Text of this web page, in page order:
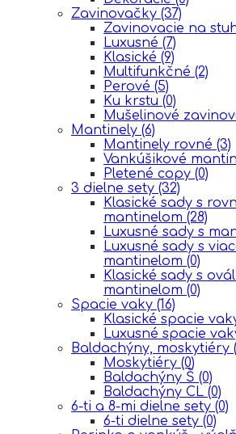
Zavinovačky (37)
Zavinovacie na
Luxusné (7)
Klasické (9)
Multifunkčné (2)
Perové (5)
Ku krstu (0)
Mušelinové
Mantinely (6)
Mantinely rovné (3)
Vankúšikové
Pletené copy (0)
3 dielne sety (32)
Klasické sady s
mantinelom (28)
Luxusné sady s
Luxusné sady s
mantinelom (0)
Klasické sady s
mantinelom (0)
Spacie vaky (16)
Klasické spacie
Luxusné spacie
Baldachýny, moskytiéry
Moskytiéry (0)
Baldachýny Š (0)
Baldachýny CL (0)
6-ti a 8-mi dielne sety (0)
6-ti dielne sety (0)